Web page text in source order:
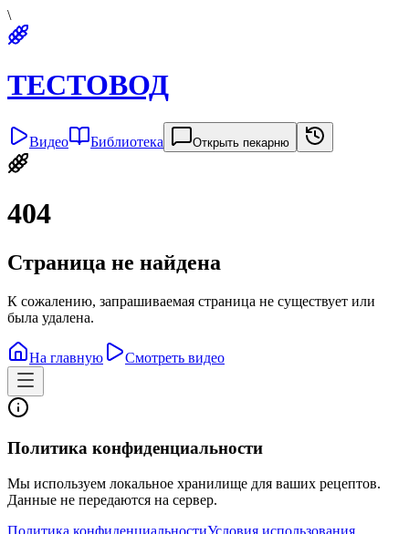
\
ТЕСТОВОД
Видео Библиотека Открыть пекарню
404
Страница не найдена
К сожалению, запрашиваемая страница не существует или
была удалена.
На главную Смотреть видео
Политика конфиденциальности
Мы используем локальное хранилище для ваших рецептов.
Политика конфиденциальностиУсловия использования